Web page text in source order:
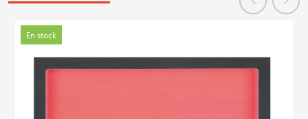
En stock